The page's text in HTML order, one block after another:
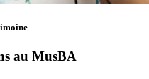
au MusBA